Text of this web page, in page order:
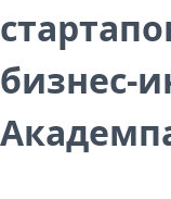
бизнес-